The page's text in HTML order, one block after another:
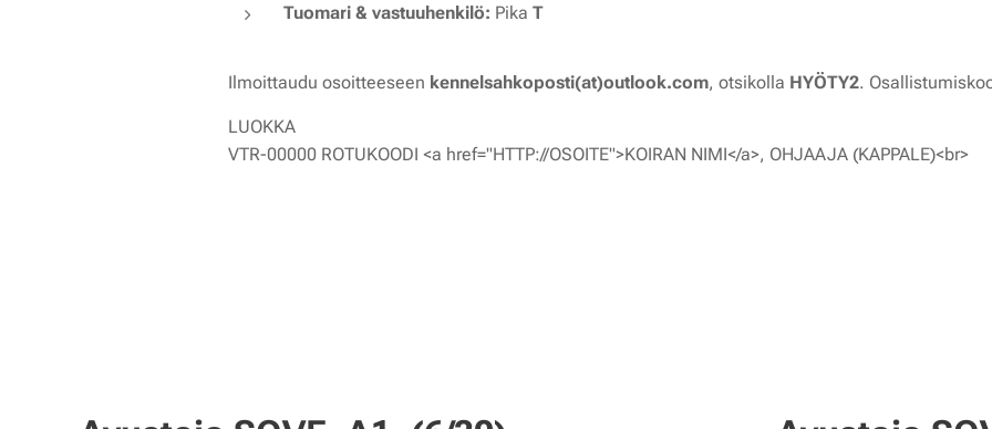
Tuomari & vastuuhenkilö: Pika T
Ilmoittaudu osoitteeseen kennelsahkoposti(at)outlook.com, otsikolla HYÖTY2.
LUOKKA
VTR-00000 ROTUKOODI <a href="HTTP://OSOITE">KOIRAN NIMI</a>, OHJAAJA (KAPPALE)<br>